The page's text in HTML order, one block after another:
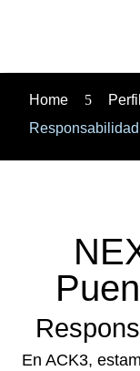
Home 5 Perfil
En ACK3,